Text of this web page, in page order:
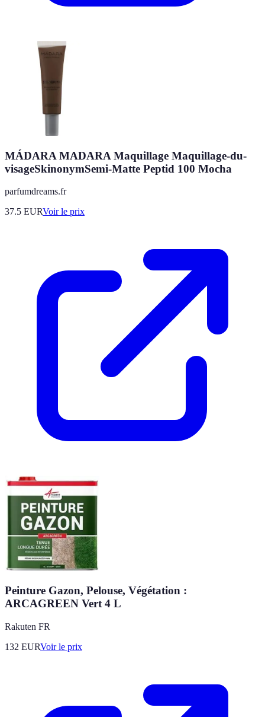
MÁDARA MADARA Maquillage Maquillage-du-
visageSkinonymSemi-Matte Peptid 100 Mocha
parfumdreams.fr
37.5 EURVoir le prix
Peinture Gazon, Pelouse, Végétation :
ARCAGREEN Vert 4 L
Rakuten FR
132 EURVoir le prix